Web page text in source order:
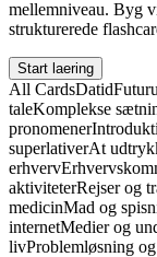
mellemniveau. Byg
strukturerede
Start laering
All CardsDatid
taleKomplekse
pronomener
superlativerAt
erhverv
aktiviteterRejser og
medicinMad og
internetMedier og
livProblemløsning